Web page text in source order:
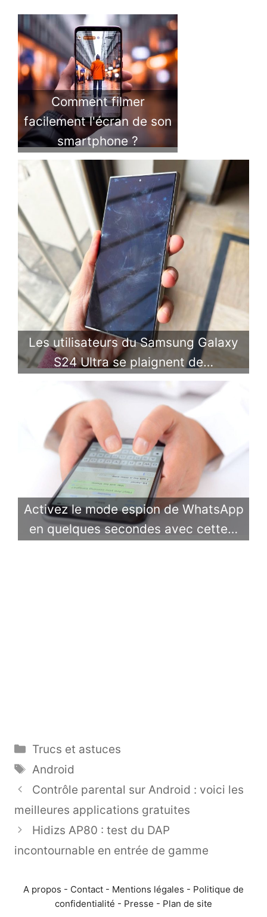
Comment filmer
facilement l'écran de son
smartphone ?
Les utilisateurs du Samsung Galaxy
S24 Ultra se plaignent de…
Activez le mode espion de WhatsApp
en quelques secondes avec cette…
Catégories
Trucs et astuces
Étiquettes
Android
Contrôle parental sur Android : voici les
meilleures applications gratuites
Hidizs AP80 : test du DAP
incontournable en entrée de gamme
A propos - Contact - Mentions légales - Politique de
confidentialité - Presse - Plan de site